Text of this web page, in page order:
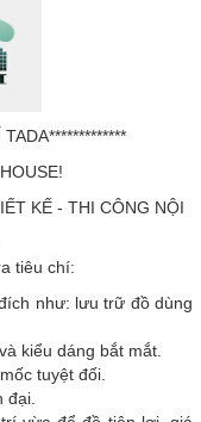
KẾ - THI CÔNG NỘI
tiêu chí:
như: lưu trữ đồ dùng
kiểu dáng bắt mắt.
tuyệt đối.
đại.